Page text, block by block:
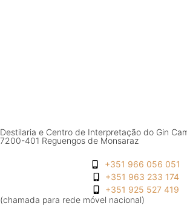
Destilaria e Centro de Interpretação do Gin
7200-401 Reguengos de Monsaraz
+351 966 056 051
+351 963 233 174
+351 925 527 419
(chamada para rede móvel nacional)